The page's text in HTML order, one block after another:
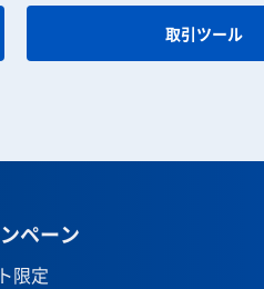
取引ツール
ペーン
限定